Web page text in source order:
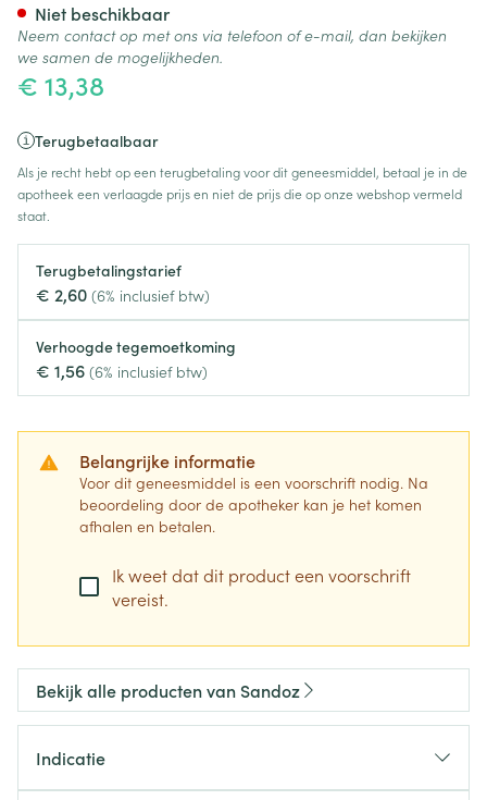
€ 13,38
Terugbetaalbaar
Als je recht hebt op een terugbetaling voor dit geneesmiddel, betaal je in de
apotheek een verlaagde prijs en niet de prijs die op onze webshop vermeld
staat.
Terugbetalingstarief
€ 2,60 (6% inclusief btw)
Verhoogde tegemoetkoming
€ 1,56 (6% inclusief btw)
Belangrijke informatie
Voor dit geneesmiddel is een voorschrift nodig. Na
beoordeling door de apotheker kan je het komen
afhalen en betalen.
Ik weet dat dit product een voorschrift
vereist.
Niet beschikbaar
Neem contact op met ons via telefoon of e-mail, dan bekijken
we samen de mogelijkheden.
Bekijk alle producten van Sandoz
Indicatie